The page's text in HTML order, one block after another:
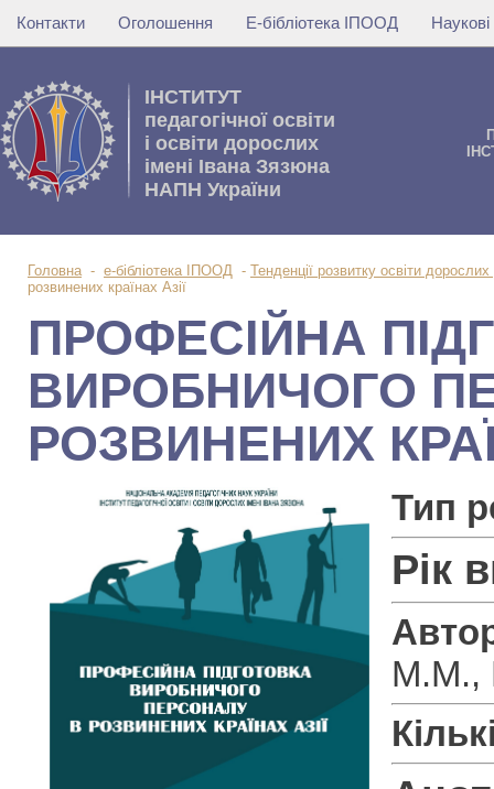
Контакти Оголошення Е-бібліотека ІПООД
IНСТИТУТ
педагогічної освіти
i освiти дорослих
імені Івана Зязюна
НАПН України
Головна- е-бібліотека ІПООД - Тенденції розвитку освіти
розвинених країнах Азії
ПРОФЕСІЙНА
ВИРОБНИЧОГО
РОЗВИНЕНИХ
Тип
Рік
М.М.,